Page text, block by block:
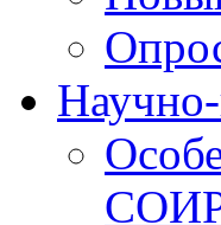
Научно-